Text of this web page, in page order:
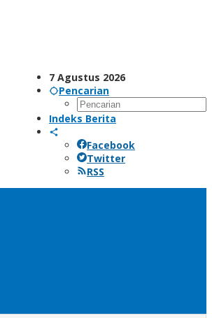
7 Agustus 2026
Pencarian
Indeks Berita
Facebook
Twitter
RSS